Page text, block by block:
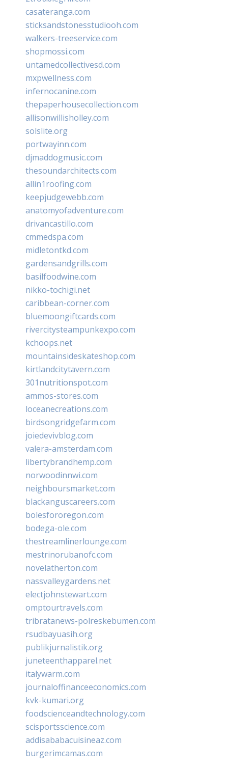
casateranga.com
sticksandstonesstudiooh.com
walkers-treeservice.com
shopmossi.com
untamedcollectivesd.com
mxpwellness.com
infernocanine.com
thepaperhousecollection.com
allisonwillisholley.com
solslite.org
portwayinn.com
djmaddogmusic.com
thesoundarchitects.com
allin1roofing.com
keepjudgewebb.com
anatomyofadventure.com
drivancastillo.com
cmmedspa.com
midletontkd.com
gardensandgrills.com
basilfoodwine.com
nikko-tochigi.net
caribbean-corner.com
bluemoongiftcards.com
rivercitysteampunkexpo.com
kchoops.net
mountainsideskateshop.com
kirtlandcitytavern.com
301nutritionspot.com
ammos-stores.com
loceanecreations.com
birdsongridgefarm.com
joiedevivblog.com
valera-amsterdam.com
libertybrandhemp.com
norwoodinnwi.com
neighboursmarket.com
blackanguscareers.com
bolesfororegon.com
bodega-ole.com
thestreamlinerlounge.com
mestrinorubanofc.com
novelatherton.com
nassvalleygardens.net
electjohnstewart.com
omptourtravels.com
tribratanews-polreskebumen.com
rsudbayuasih.org
publikjurnalistik.org
juneteenthapparel.net
italywarm.com
journaloffinanceeconomics.com
kvk-kumari.org
foodscienceandtechnology.com
scisportsscience.com
addisababacuisineaz.com
burgerimcamas.com